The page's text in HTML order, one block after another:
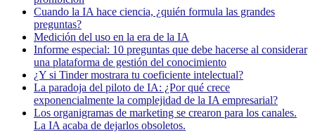
Cuando la IA hace ciencia, ¿quién formula las grandes
preguntas?
Medición del uso en la era de la IA
Informe especial: 10 preguntas que debe hacerse al considerar
una plataforma de gestión del conocimiento
¿Y si Tinder mostrara tu coeficiente intelectual?
La paradoja del piloto de IA: ¿Por qué crece
exponencialmente la complejidad de la IA empresarial?
Los organigramas de marketing se crearon para los canales.
La IA acaba de dejarlos obsoletos.